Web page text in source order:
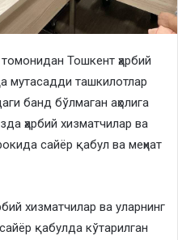
Тошкент ҳарбий
мутасадди ташкилотлар
банд бўлмаган аҳолига
ҳарбий хизматчилар ва
сайёр қабул ва меҳнат
хизматчилар ва уларнинг
қабулда кўтарилган